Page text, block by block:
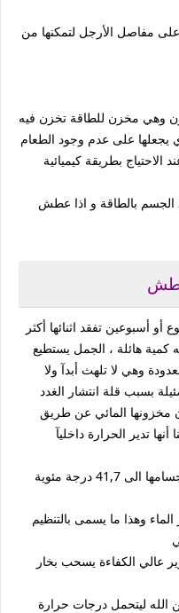
مفاصل الأرجل لتمكنها من
وهي مخزن للطاقة تخزن فيه
الذي يجعلها على عدم وجود الطعام
بطريقة كيميائية
الجسم بالطاقة و اذا عطش
أسبوعين تفقد اثنائها أكثر
كمية هائلة ، الجمل يستطيع
معدودة وهي لا تلهث أبدآ ولا
بسبب قلة انتشار الغدد
مخزونها المائي عن طريق
تدير الحرارة داخليآ
في النهار يمكن ان ترتفع درجة حرارة أجسامها الى 41,7 درجة مئوية
وهذا ما يسمى بالتنظيم
عالي الكفاءة يسحب بخار
الله ليتحمل درجات حرارة